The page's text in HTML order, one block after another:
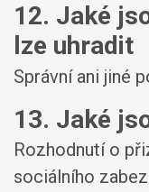
12. Jaké
lze uhradit
Správní ani jiné
13. Jaké
Rozhodnutí o
sociálního